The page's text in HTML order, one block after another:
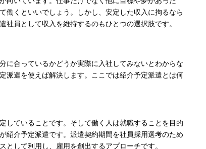
働くといいでしょう。しかし、安定した収入に拘るなら
員として収入を維持するのもひとつの選択肢です。
に合っているかどうか実際に入社してみないとわからな
派遣を使えば解決します。ここでは紹介予定派遣とは何
していることです。そして働く人は就職することを目的
紹介予定派遣です。派遣契約期間を社員採用選考のため
して利用し、雇用を創出するアプローチです。